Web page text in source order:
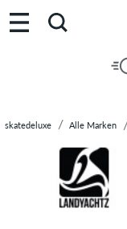
Marken
Skateboards
Sale
skatedeluxe Alle Marken